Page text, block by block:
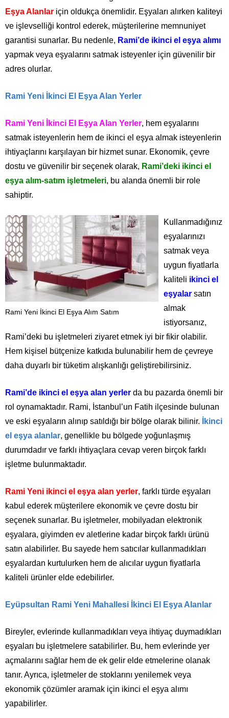
Eşya Alanlar için oldukça önemlidir. Eşyaları alırken kaliteyi
ve işlevselliği kontrol ederek, müşterilerine memnuniyet
garantisi sunarlar. Bu nedenle, Rami’de ikinci el eşya alımı
yapmak veya eşyalarını satmak isteyenler için güvenilir bir
adres olurlar.
Rami Yeni İkinci El Eşya Alan Yerler
Rami Yeni İkinci El Eşya Alan Yerler, hem eşyalarını
satmak isteyenlerin hem de ikinci el eşya almak isteyenlerin
ihtiyaçlarını karşılayan bir hizmet sunar. Ekonomik, çevre
dostu ve güvenilir bir seçenek olarak, Rami’deki ikinci el
eşya alım-satım işletmeleri, bu alanda önemli bir role
sahiptir.
Rami Yeni İkinci El Eşya Alım Satım
Kullanmadığınız
eşyalarınızı
satmak veya
uygun fiyatlarla
kaliteli ikinci el
eşyalar satın
almak
istiyorsanız,
Rami’deki bu işletmeleri ziyaret etmek iyi bir fikir olabilir.
Hem kişisel bütçenize katkıda bulunabilir hem de çevreye
daha duyarlı bir tüketim alışkanlığı geliştirebilirsiniz.
Rami’de ikinci el eşya alan yerler da bu pazarda önemli bir
rol oynamaktadır. Rami, İstanbul’un Fatih ilçesinde bulunan
ve eski eşyaların alınıp satıldığı bir bölge olarak bilinir.
İkinci
el eşya alanlar, genellikle bu bölgede yoğunlaşmış
durumdadır ve farklı ihtiyaçlara cevap veren birçok farklı
işletme bulunmaktadır.
Rami Yeni ikinci el eşya alan yerler, farklı türde eşyaları
kabul ederek müşterilere ekonomik ve çevre dostu bir
seçenek sunarlar. Bu işletmeler, mobilyadan elektronik
eşyalara, giyimden ev aletlerine kadar birçok farklı ürünü
satın alabilirler. Bu sayede hem satıcılar kullanmadıkları
eşyalardan kurtulurken hem de alıcılar uygun fiyatlarla
kaliteli ürünler elde edebilirler.
Eyüpsultan Rami Yeni Mahallesi İkinci El Eşya Alanlar
Bireyler, evlerinde kullanmadıkları veya ihtiyaç duymadıkları
eşyaları bu işletmelere satabilirler. Bu, hem evlerinde yer
açmalarını sağlar hem de ek gelir elde etmelerine olanak
tanır. Ayrıca, işletmeler de stoklarını yenilemek veya
ekonomik çözümler aramak için ikinci el eşya alımı
yapabilirler.